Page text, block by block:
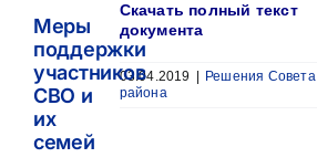
Скачать полный текст
документа
03.04.2019
Решения Совета
района
Меры
поддержки
участников
СВО и
их
семей